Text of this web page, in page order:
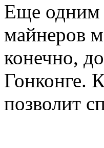
Еще одним
майнеров
конечно,
Гонконге.
позволит